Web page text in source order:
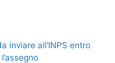
inviare all’INPS entro